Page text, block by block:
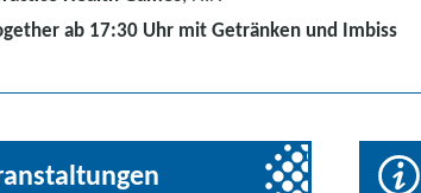
ab 17:30 Uhr mit Getränken und Imbiss